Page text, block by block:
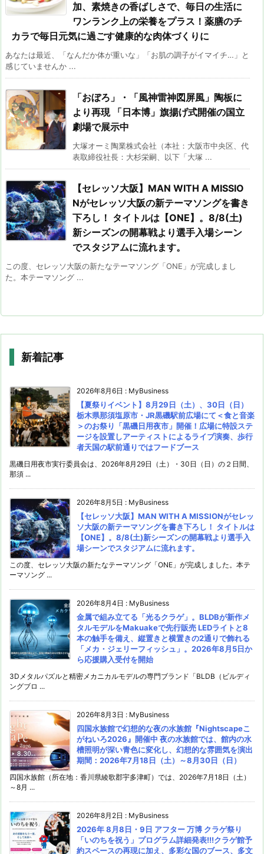
加、素焼きの香ばしさで、毎日の生活に
ワンランク上の栄養をプラス！薬膳のチ
カラで毎日元気に過ごす健康的な肉体づくりに
あなたは最近、「なんだか体が重いな」「お肌の調子がイマイチ…」と
感じていませんか ...
「おぼろ」・「風神雷神図屏風」陶板に
より再現 「日本博」旗揚げ式開催の国立
劇場で展示中
大塚オーミ陶業株式会社（本社：大阪市中央区、代
表取締役社長：大杉栄嗣、以下「大塚 ...
【セレッソ大阪】MAN WITH A MISSIO
Nがセレッソ大阪の新テーマソングを書き
下ろし！ タイトルは【ONE】。8/8(土)
新シーズンの開幕戦より選手入場シーン
でスタジアムに流れます。
この度、セレッソ大阪の新たなテーマソング「ONE」が完成しまし
た。本テーマソング ...
新着記事
2026年8月6日 : MyBusiness
【夏祭りイベント】8月29日（土）、30日（日）
栃木県那須塩原市・JR黒磯駅前広場にて＜食と音楽
＞のお祭り「黒磯日用夜市」開催！広場に特設ステ
ージを設置しアーティストによるライブ演奏、歩行
者天国の駅前通りではフードブース
黒磯日用夜市実行委員会は、2026年8月29日（土）・30日（日）の２日間、
那須 ...
2026年8月5日 : MyBusiness
【セレッソ大阪】MAN WITH A MISSIONがセレッ
ソ大阪の新テーマソングを書き下ろし！ タイトルは
【ONE】。8/8(土)新シーズンの開幕戦より選手入
場シーンでスタジアムに流れます。
この度、セレッソ大阪の新たなテーマソング「ONE」が完成しました。本テ
ーマソング ...
2026年8月4日 : MyBusiness
金属で組み立てる「光るクラゲ」。BLDBが新作メ
タルモデルをMakuakeで先行販売 LEDライトと8
本の触手を備え、縦置きと横置きの2通りで飾れる
「メカ・ジェリーフィッシュ」。2026年8月5日か
ら応援購入受付を開始
3Dメタルパズルと精密メカニカルモデルの専門ブランド「BLDB（ビルディ
ングブロ ...
2026年8月3日 : MyBusiness
四国水族館で幻想的な夜の水族館『Nightscapeこ
がねいろ2026』開催中 夜の水族館では、館内の水
槽照明が深い青色に変化し、幻想的な雰囲気を演出
期間：2026年7月18日（土）～8月30日（日）
四国水族館（所在地：香川県綾歌郡宇多津町）では、2026年7月18日（土）
～8月 ...
2026年8月2日 : MyBusiness
2026年 8月8日・9日 アフター 万博 クラゲ祭り
「いのちを祝う」プログラム詳細発表!!!クラゲ館予
約スペースの再現に加え、多彩な国のブース、多文